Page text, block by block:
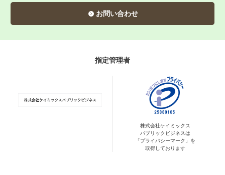
お問い合わせ
指定管理者
株式会社ケイミックス
パブリックビジネスは
「プライバシーマーク」を
取得しております